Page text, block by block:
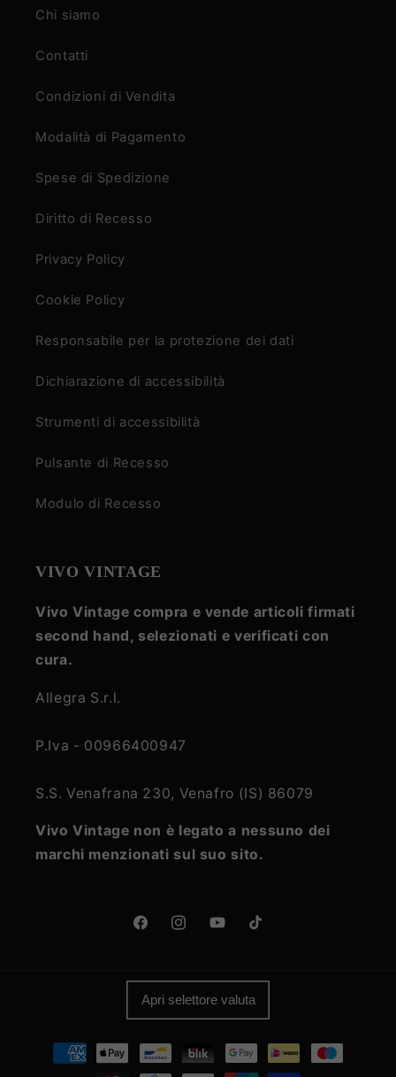
Chi siamo
Contatti
Condizioni di Vendita
Modalità di Pagamento
Spese di Spedizione
Diritto di Recesso
Privacy Policy
Cookie Policy
Responsabile per la protezione dei dati
Dichiarazione di accessibilità
Strumenti di accessibilità
Pulsante di Recesso
Modulo di Recesso
VIVO VINTAGE
Vivo Vintage compra e vende articoli firmati
second hand, selezionati e verificati con
cura.
Allegra S.r.l.
P.Iva - 00966400947
S.S. Venafrana 230, Venafro (IS) 86079
Vivo Vintage non è legato a nessuno dei
marchi menzionati sul suo sito.
FacebookInstagramYouTubeTikTok
Apri selettore valuta
Metodi